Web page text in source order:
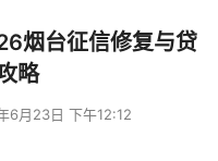
烟台征信修复与贷
略
6月23日 下午12:12